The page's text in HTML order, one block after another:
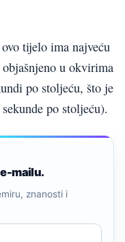
tijelo ima najveću
u okvirima
po stoljeću, što je
po stoljeću).
mailu.
znanosti i